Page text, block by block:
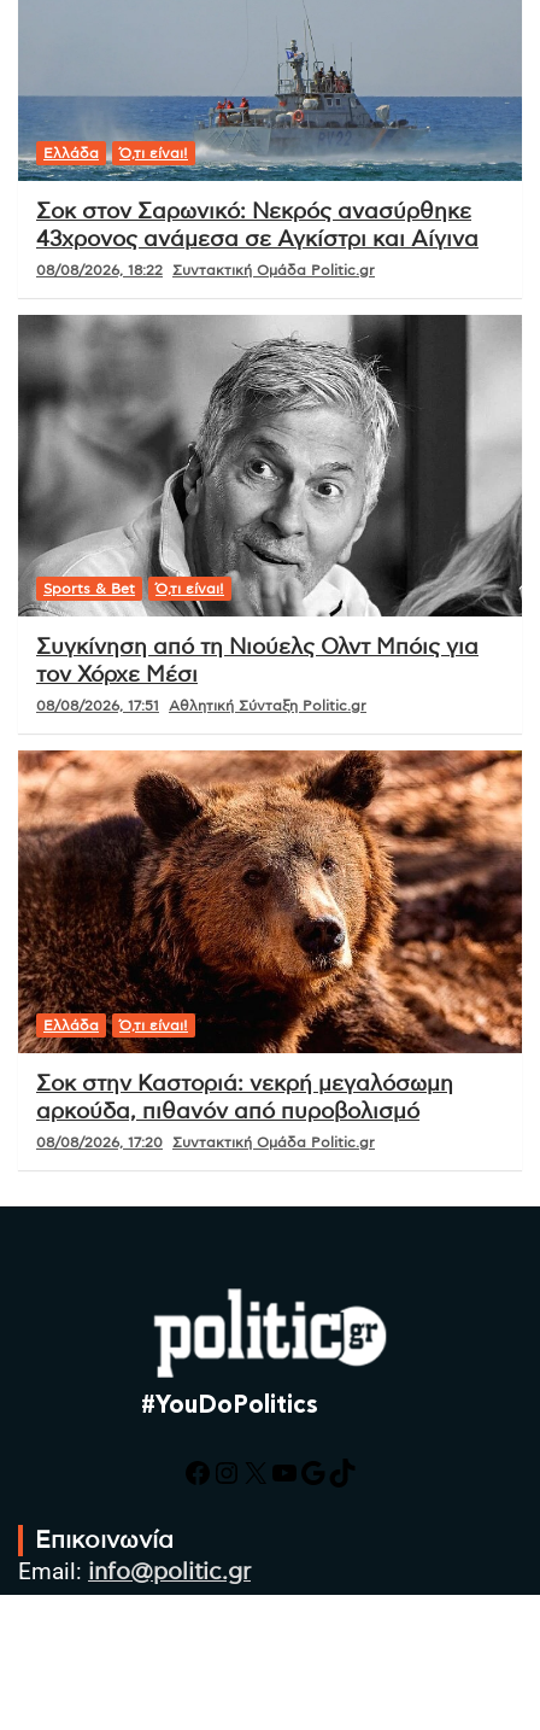
Ελλάδα Ό,τι είναι!
Σοκ στον Σαρωνικό: Νεκρός ανασύρθηκε
43χρονος ανάμεσα σε Αγκίστρι και Αίγινα
08/08/2026, 18:22 Συντακτική Ομάδα Politic.gr
Sports & Bet Ό,τι είναι!
Συγκίνηση από τη Νιούελς Ολντ Μπόις για
τον Χόρχε Μέσι
08/08/2026, 17:51 Αθλητική Σύνταξη Politic.gr
Ελλάδα Ό,τι είναι!
Σοκ στην Καστοριά: νεκρή μεγαλόσωμη
αρκούδα, πιθανόν από πυροβολισμό
08/08/2026, 17:20 Συντακτική Ομάδα Politic.gr
#YouDoPolitics
Facebook
Instagram
X YouTube
Google
TikTok
Επικοινωνία
Email: info@politic.gr
Τηλ: